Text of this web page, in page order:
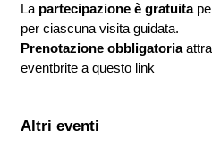
La partecipazione è gratuita
per ciascuna visita guidata.
Prenotazione obbligatoria
eventbrite aquesto link
Altri eventi